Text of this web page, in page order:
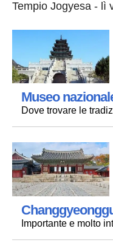
Tempio Jogyesa - lì
Museo
Dove trovare le
Importante e molto